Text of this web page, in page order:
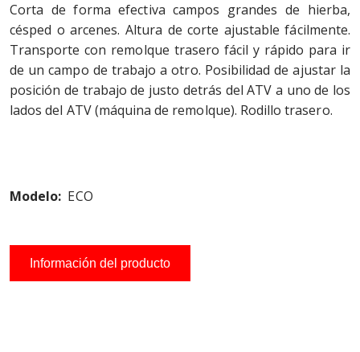
Corta de forma efectiva campos grandes de hierba,
césped o arcenes. Altura de corte ajustable fácilmente.
Transporte con remolque trasero fácil y rápido para ir
de un campo de trabajo a otro. Posibilidad de ajustar la
posición de trabajo de justo detrás del ATV a uno de los
lados del ATV (máquina de remolque). Rodillo trasero.
Modelo: ECO
Información del producto